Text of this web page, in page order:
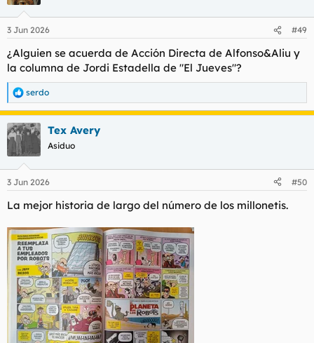
3 Jun 2026 #49
¿Alguien se acuerda de Acción Directa de Alfonso&Aliu y
la columna de Jordi Estadella de "El Jueves"?
R
e
c
c
i
e
:
serdo
Tex Avery
Asiduo
3 Jun 2026 #50
La mejor historia de largo del número de los millonetis.